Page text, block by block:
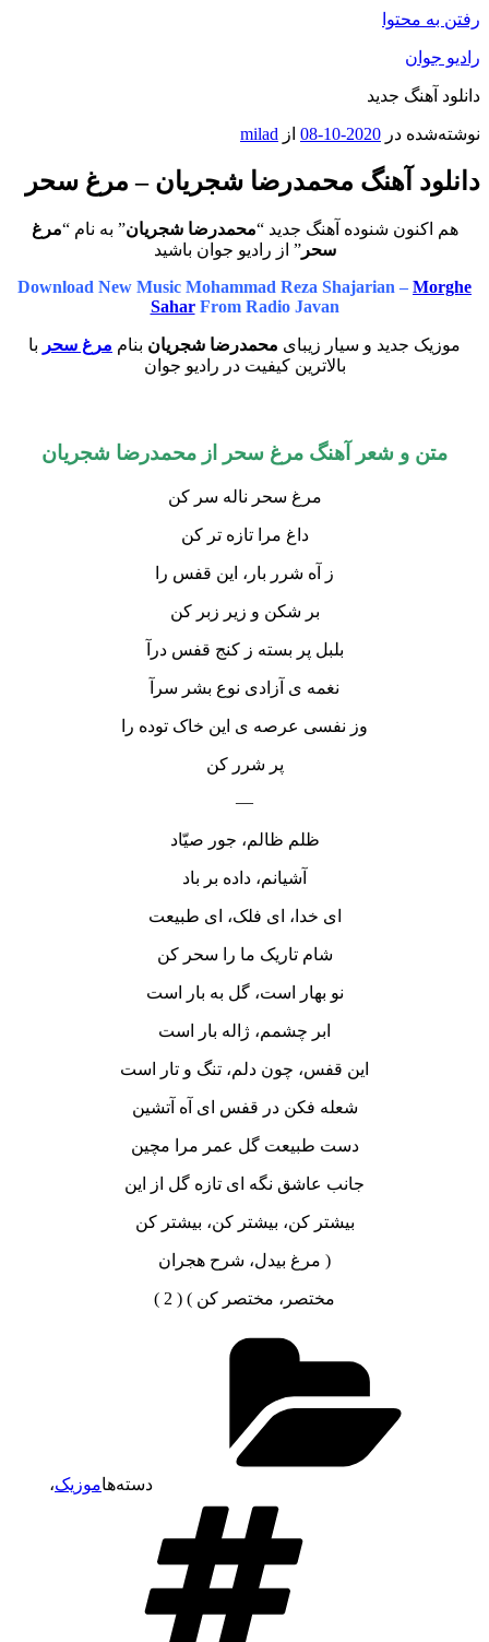
رفتن به محتوا
رادیو جوان
دانلود آهنگ جدید
نوشته‌شده در 2020-10-08 از milad
دانلود آهنگ محمدرضا شجریان – مرغ سحر
هم اکنون شنوده آهنگ جدید “محمدرضا شجریان” به نام “مرغ
سحر” از رادیو جوان باشید
Download New Music Mohammad Reza Shajarian – Morghe
SaharFrom Radio Javan
موزیک جدید و سیار زیبای محمدرضا شجریان بنام مرغ سحر با
بالاترین کیفیت در رادیو جوان
متن و شعر آهنگ مرغ سحر از محمدرضا شجریان
مرغ سحر ناله سر کن
داغ مرا تازه تر کن
ز آه شرر بار، این قفس را
بر شکن و زیر زبر کن
بلبل پر بسته ز کنج قفس درآ
نغمه ی آزادی نوع بشر سرآ
وز نفسی عرصه ی این خاک توده را
پر شرر کن
—
ظلم ظالم، جور صیّاد
آشیانم، داده بر باد
ای خدا، ای فلک، ای طبیعت
شام تاریک ما را سحر کن
نو بهار است، گل به بار است
ابر چشمم، ژاله بار است
این قفس، چون دلم، تنگ و تار است
شعله فکن در قفس ای آه آتشین
دست طبیعت گل عمر مرا مچین
جانب عاشق نگه ای تازه گل از این
بیشتر کن، بیشتر کن، بیشتر کن
( مرغ بیدل، شرح هجران
مختصر، مختصر کن ) ( 2 )
دسته‌هاموزیک،